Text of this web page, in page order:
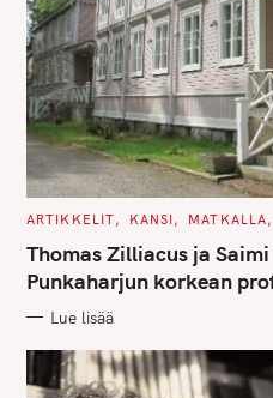
C
T
E
G
O
I
S
ARTIKKELIT KANSI MATKALLA
Thomas Zilliacus ja
Punkaharjun korkean
Lue lisää